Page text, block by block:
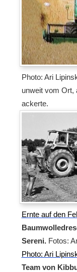
Photo: Ari
unweit vom Ort,
ackerte.
Ernte auf den
Sereni. Fotos:
Photo: Ari
Team von